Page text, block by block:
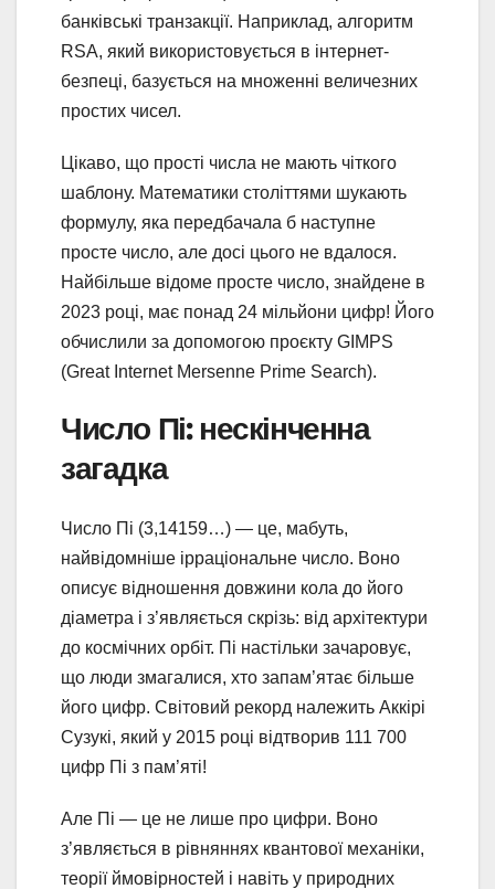
банківські транзакції. Наприклад, алгоритм
RSA, який використовується в інтернет-
безпеці, базується на множенні величезних
простих чисел.
Цікаво, що прості числа не мають чіткого
шаблону. Математики століттями шукають
формулу, яка передбачала б наступне
просте число, але досі цього не вдалося.
Найбільше відоме просте число, знайдене в
2023 році, має понад 24 мільйони цифр! Його
обчислили за допомогою проєкту GIMPS
(Great Internet Mersenne Prime Search).
Число Пі: нескінченна
загадка
Число Пі (3,14159…) — це, мабуть,
найвідомніше ірраціональне число. Воно
описує відношення довжини кола до його
діаметра і з’являється скрізь: від архітектури
до космічних орбіт. Пі настільки зачаровує,
що люди змагалися, хто запам’ятає більше
його цифр. Світовий рекорд належить Аккірі
Сузукі, який у 2015 році відтворив 111 700
цифр Пі з пам’яті!
Але Пі — це не лише про цифри. Воно
з’являється в рівняннях квантової механіки,
теорії ймовірностей і навіть у природних